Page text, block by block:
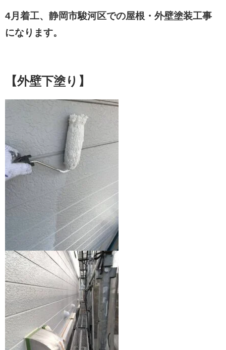
4月着工、静岡市駿河区での屋根・外壁塗装工事
になります。
【外壁下塗り】